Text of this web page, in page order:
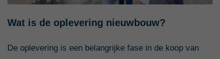
Wat is de oplevering nieuwbouw?
De oplevering is een belangrijke fase in de koop van